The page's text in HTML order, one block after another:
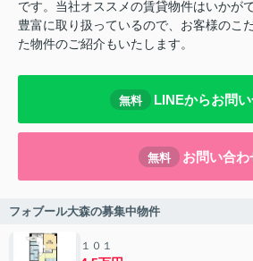
です。当社オススメの賃貸物件はいかが
豊富に取り扱っているので、お客様のこ
た物件のご紹介もいたします。
無料 LINEからお問
無料 お問い合わ
フォブール大森の募集中物件
１０１